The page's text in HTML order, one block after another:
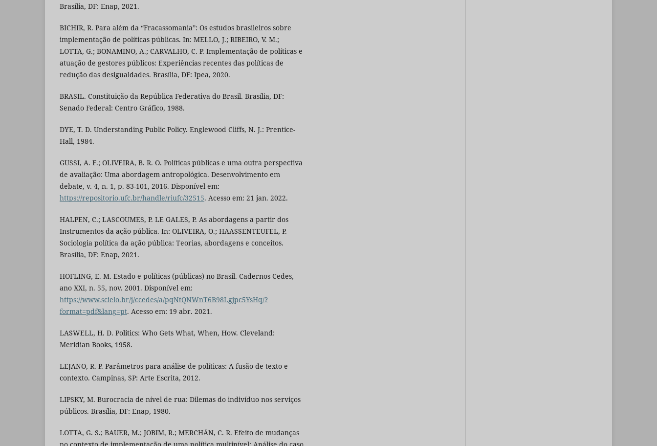
Brasília, DF: Enap, 2021.
BICHIR, R. Para além da “Fracassomania”: Os estudos brasileiros sobre
implementação de políticas públicas. In: MELLO, J.; RIBEIRO, V. M.;
LOTTA, G.; BONAMINO, A.; CARVALHO, C. P. Implementação de políticas e
atuação de gestores públicos: Experiências recentes das políticas de
redução das desigualdades. Brasília, DF: Ipea, 2020.
BRASIL. Constituição da República Federativa do Brasil. Brasília, DF:
Senado Federal: Centro Gráfico, 1988.
DYE, T. D. Understanding Public Policy. Englewood Cliffs, N. J.: Prentice-
Hall, 1984.
GUSSI, A. F.; OLIVEIRA, B. R. O. Políticas públicas e uma outra perspectiva
de avaliação: Uma abordagem antropológica. Desenvolvimento em
debate, v. 4, n. 1, p. 83-101, 2016. Disponível em:
https://repositorio.ufc.br/handle/riufc/32515. Acesso em: 21 jan. 2022.
HALPEN, C.; LASCOUMES, P. LE GALES, P. As abordagens a partir dos
Instrumentos da ação pública. In: OLIVEIRA, O.; HAASSENTEUFEL, P.
Sociologia política da ação pública: Teorias, abordagens e conceitos.
Brasília, DF: Enap, 2021.
HOFLING, E. M. Estado e políticas (públicas) no Brasil. Cadernos Cedes,
ano XXI, n. 55, nov. 2001. Disponível em:
https://www.scielo.br/j/ccedes/a/pqNtQNWnT6B98Lgjpc5YsHq/?
format=pdf&lang=pt. Acesso em: 19 abr. 2021.
LASWELL, H. D. Politics: Who Gets What, When, How. Cleveland:
Meridian Books, 1958.
LEJANO, R. P. Parâmetros para análise de políticas: A fusão de texto e
contexto. Campinas, SP: Arte Escrita, 2012.
LIPSKY, M. Burocracia de nível de rua: Dilemas do indivíduo nos serviços
públicos. Brasília, DF: Enap, 1980.
LOTTA, G. S.; BAUER, M.; JOBIM, R.; MERCHÁN, C. R. Efeito de mudanças